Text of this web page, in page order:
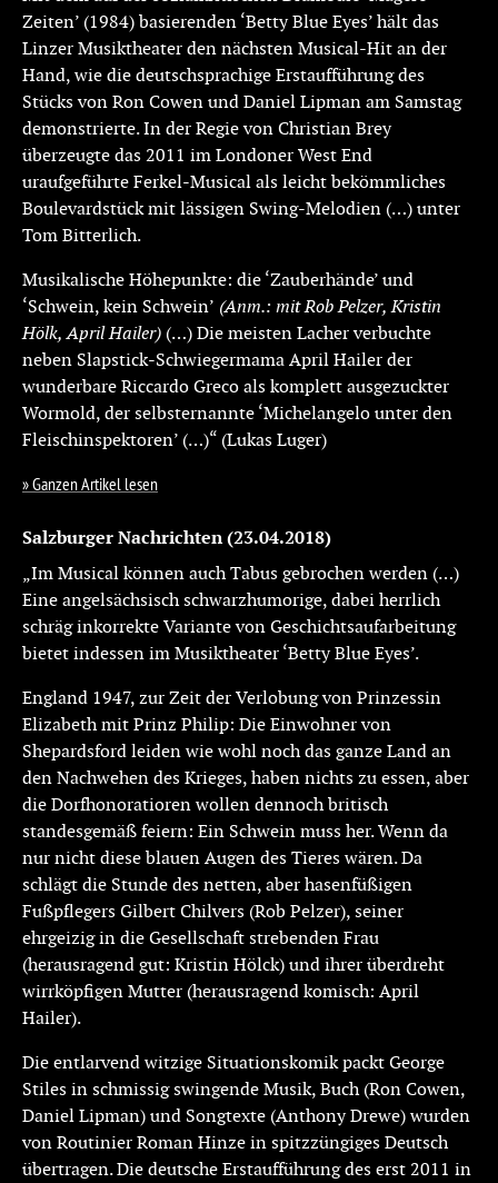
Zeiten’ (1984) basierenden ‘Betty Blue Eyes’ hält das
Linzer Musiktheater den nächsten Musical-Hit an der
Hand, wie die deutschsprachige Erstaufführung des
Stücks von Ron Cowen und Daniel Lipman am Samstag
demonstrierte. In der Regie von Christian Brey
überzeugte das 2011 im Londoner West End
uraufgeführte Ferkel-Musical als leicht bekömmliches
Boulevardstück mit lässigen Swing-Melodien (…) unter
Tom Bitterlich.
Musikalische Höhepunkte: die ‘Zauberhände’ und
‘Schwein, kein Schwein’ (Anm.: mit Rob Pelzer, Kristin
Hölk, April Hailer) (…) Die meisten Lacher verbuchte
neben Slapstick-Schwiegermama April Hailer der
wunderbare Riccardo Greco als komplett ausgezuckter
Wormold, der selbsternannte ‘Michelangelo unter den
Fleischinspektoren’ (…)“ (Lukas Luger)
Ganzen Artikel lesen
Salzburger Nachrichten (23.04.2018)
„Im Musical können auch Tabus gebrochen werden (…)
Eine angelsächsisch schwarzhumorige, dabei herrlich
schräg inkorrekte Variante von Geschichtsaufarbeitung
bietet indessen im Musiktheater ‘Betty Blue Eyes’.
England 1947, zur Zeit der Verlobung von Prinzessin
Elizabeth mit Prinz Philip: Die Einwohner von
Shepardsford leiden wie wohl noch das ganze Land an
den Nachwehen des Krieges, haben nichts zu essen, aber
die Dorfhonoratioren wollen dennoch britisch
standesgemäß feiern: Ein Schwein muss her. Wenn da
nur nicht diese blauen Augen des Tieres wären. Da
schlägt die Stunde des netten, aber hasenfüßigen
Fußpflegers Gilbert Chilvers (Rob Pelzer), seiner
ehrgeizig in die Gesellschaft strebenden Frau
(herausragend gut: Kristin Hölck) und ihrer überdreht
wirrköpfigen Mutter (herausragend komisch: April
Hailer).
Die entlarvend witzige Situationskomik packt George
Stiles in schmissig swingende Musik, Buch (Ron Cowen,
Daniel Lipman) und Songtexte (Anthony Drewe) wurden
von Routinier Roman Hinze in spitzzüngiges Deutsch
übertragen. Die deutsche Erstaufführung des erst 2011 in